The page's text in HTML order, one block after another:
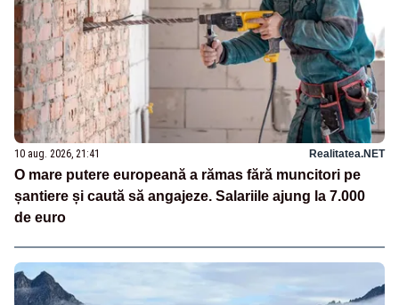
10 aug. 2026, 21:41 Realitatea.NET
O mare putere europeană a rămas fără muncitori pe
șantiere și caută să angajeze. Salariile ajung la 7.000
de euro